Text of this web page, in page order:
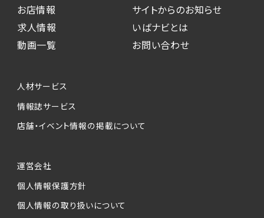
お店情報
求人情報
動画一覧
サイトからのお知らせ
いばナビとは
お問い合わせ
人材サービス
情報誌サービス
店舗・イベント情報の掲載について
運営会社
個人情報保護方針
個人情報の取り扱いについて